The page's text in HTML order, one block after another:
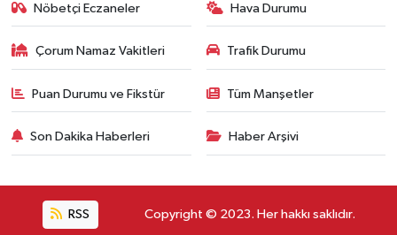
Nöbetçi Eczaneler Hava Durumu
Çorum Namaz Vakitleri Trafik Durumu
Puan Durumu ve Fikstür Tüm Manşetler
Son Dakika Haberleri Haber Arşivi
RSS Copyright © 2023. Her hakkı saklıdır.